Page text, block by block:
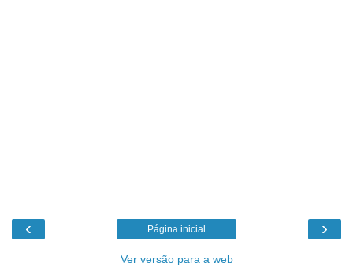
‹ ›
Página inicial
Ver versão para a web